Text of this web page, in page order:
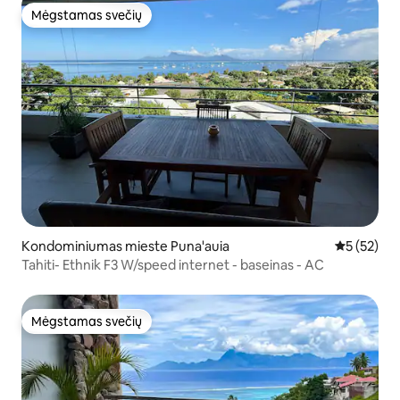
Mėgstamas svečių
Mėgstamas svečių
Kondominiumas mieste Puna'auia Vidutinis
5 (52)
Tahiti- Ethnik F3 W/speed internet - baseinas - AC
Mėgstamas svečių
Mėgstamas svečių